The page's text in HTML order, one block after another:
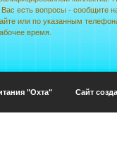
Вас есть вопросы - сообщите
или по указанным
время.
питания "Охта" Сайт